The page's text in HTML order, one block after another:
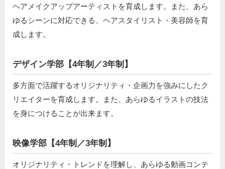
ヘアメイクアップアーティストを育成します。また、あら
ゆるシーンに対応できる、ヘアスタイリスト・美容師を育
成します。
デザイン学部【4年制／3年制】
多方面で活躍するオリジナリティ・企画力を強みにしたク
リエイターを育成します。また、あらゆるイラストの技法
を身につけることが出来ます。
映像学部【4年制／3年制】
オリジナリティ・トレンドを理解し、あらゆる動画コンテ